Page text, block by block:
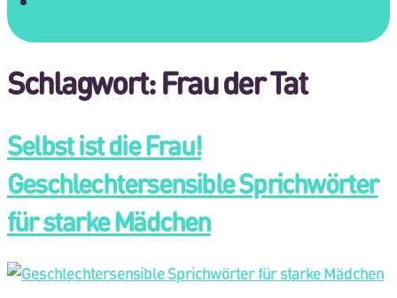
Schlagwort:Frau der Tat
Selbst ist die Frau!
Geschlechtersensible Sprichwörter
für starke Mädchen